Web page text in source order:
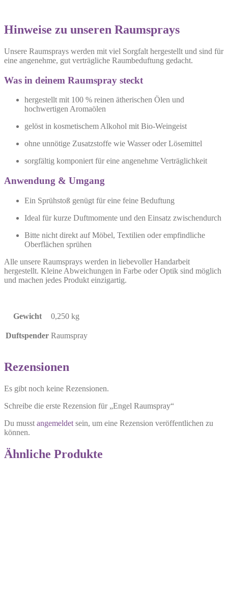
Hinweise zu unseren Raumsprays
Unsere Raumsprays werden mit viel Sorgfalt hergestellt und sind für
eine angenehme, gut verträgliche Raumbeduftung gedacht.
Was in deinem Raumspray steckt
hergestellt mit 100 % reinen ätherischen Ölen und
hochwertigen Aromaölen
gelöst in kosmetischem Alkohol mit Bio-Weingeist
ohne unnötige Zusatzstoffe wie Wasser oder Lösemittel
sorgfältig komponiert für eine angenehme Verträglichkeit
Anwendung & Umgang
Ein Sprühstoß genügt für eine feine Beduftung
Ideal für kurze Duftmomente und den Einsatz zwischendurch
Bitte nicht direkt auf Möbel, Textilien oder empfindliche
Oberflächen sprühen
Alle unsere Raumsprays werden in liebevoller Handarbeit
hergestellt. Kleine Abweichungen in Farbe oder Optik sind möglich
und machen jedes Produkt einzigartig.
Gewicht 0,250 kg
Duftspender Raumspray
Rezensionen
Es gibt noch keine Rezensionen.
Schreibe die erste Rezension für „Engel Raumspray“
Du musst angemeldet sein, um eine Rezension veröffentlichen zu
können.
Ähnliche Produkte